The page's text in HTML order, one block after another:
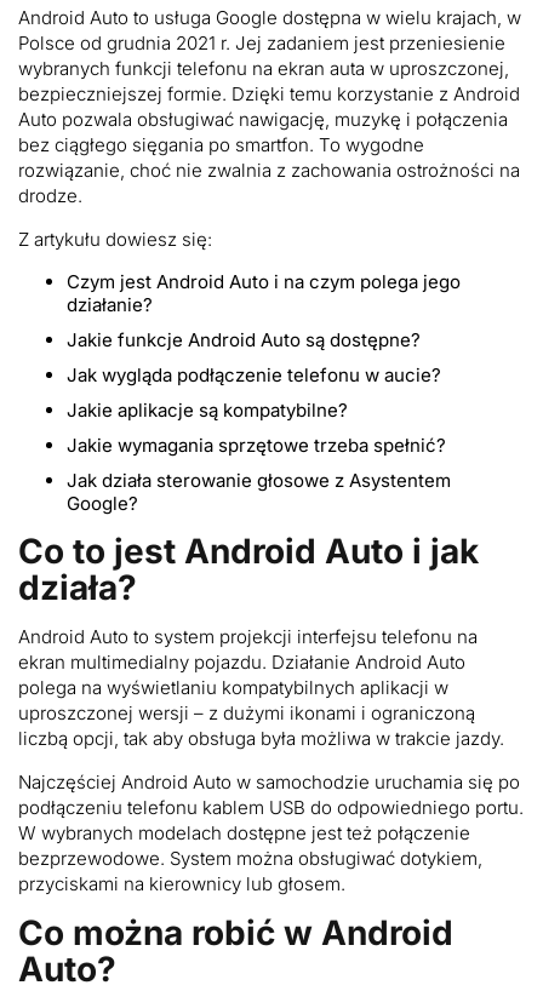
with
both
Apple
CarPlay
and
Android
Auto,
with
a
aesthetic
bright
backdrop
Android Auto to usługa Google dostępna w wielu krajach, w
Polsce od grudnia 2021 r. Jej zadaniem jest przeniesienie
wybranych funkcji telefonu na ekran auta w uproszczonej,
bezpieczniejszej formie. Dzięki temu korzystanie z Android
Auto pozwala obsługiwać nawigację, muzykę i połączenia
bez ciągłego sięgania po smartfon. To wygodne
rozwiązanie, choć nie zwalnia z zachowania ostrożności na
drodze.
Z artykułu dowiesz się:
Czym jest Android Auto i na czym polega jego
działanie?
Jakie funkcje Android Auto są dostępne?
Jak wygląda podłączenie telefonu w aucie?
Jakie aplikacje są kompatybilne?
Jakie wymagania sprzętowe trzeba spełnić?
Jak działa sterowanie głosowe z Asystentem
Google?
Co to jest Android Auto i jak
działa?
Android Auto to system projekcji interfejsu telefonu na
ekran multimedialny pojazdu. Działanie Android Auto
polega na wyświetlaniu kompatybilnych aplikacji w
uproszczonej wersji – z dużymi ikonami i ograniczoną
liczbą opcji, tak aby obsługa była możliwa w trakcie jazdy.
Najczęściej Android Auto w samochodzie uruchamia się po
podłączeniu telefonu kablem USB do odpowiedniego portu.
W wybranych modelach dostępne jest też połączenie
bezprzewodowe. System można obsługiwać dotykiem,
przyciskami na kierownicy lub głosem.
Co można robić w Android
Auto?